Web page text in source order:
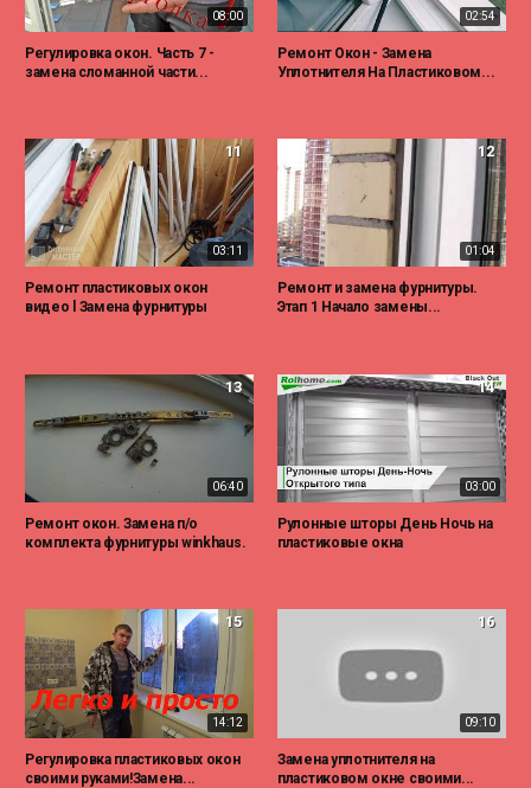
08:00
Регулировка окон. Часть 7 -
замена сломанной части...
02:54
Ремонт Окон - Замена
Уплотнителя На Пластиковом...
03:11
11
Ремонт пластиковых окон
видео l Замена фурнитуры
01:04
12
Ремонт и замена фурнитуры.
Этап 1 Начало замены...
06:40
13
Ремонт окон. Замена п/о
комплекта фурнитуры winkhaus.
03:00
14
Рулонные шторы День Ночь на
пластиковые окна
14:12
15
Регулировка пластиковых окон
своими руками!Замена...
09:10
16
Замена уплотнителя на
пластиковом окне своими...